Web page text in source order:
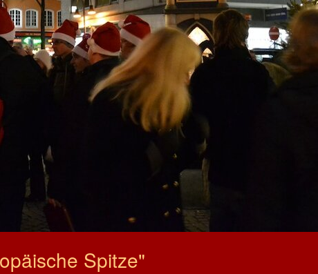
Spitze"